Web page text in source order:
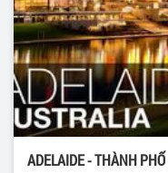
ADELAIDE - THÀNH